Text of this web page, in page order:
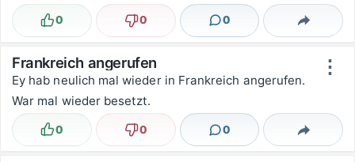
Lustig
0 Nicht lustig
0 0
Kommentare Teilen
⋮
Frankreich angerufen
Ey hab neulich mal wieder in Frankreich angerufen.
War mal wieder besetzt.
Lustig
0 Nicht lustig
0 0
Kommentare Teilen